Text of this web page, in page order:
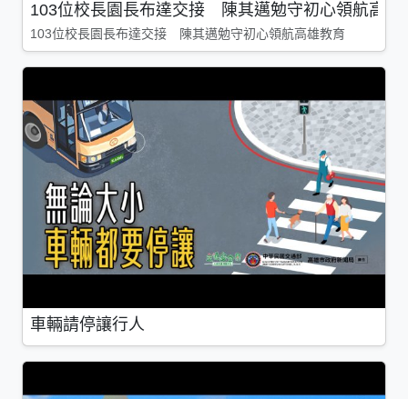
103位校長園長布達交接 陳其邁勉守初心領航高雄
103位校長園長布達交接 陳其邁勉守初心領航高雄教育
車輛請停讓行人